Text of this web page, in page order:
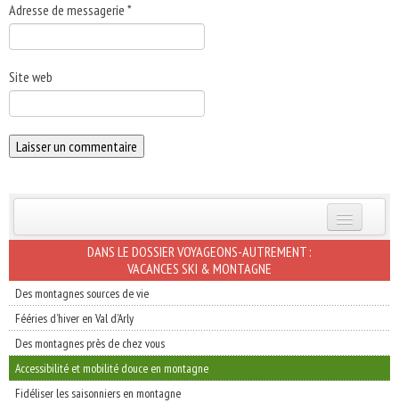
Adresse de messagerie *
Site web
INSCRIVEZ-VOUS | ABONNEZ-VOUS
DANS LE DOSSIER VOYAGEONS-AUTREMENT :
VACANCES SKI & MONTAGNE
Des montagnes sources de vie
Fééries d’hiver en Val d’Arly
Des montagnes près de chez vous
Accessibilité et mobilité douce en montagne
Fidéliser les saisonniers en montagne